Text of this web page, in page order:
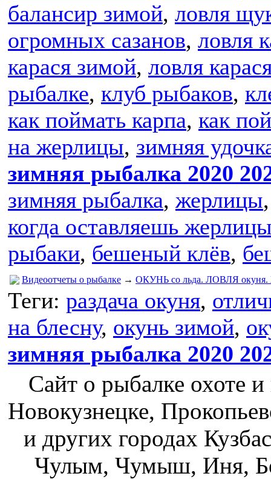
балансир зимой, ловля
огромных сазанов, ловля
карася зимой, ловля
рыбалке, клуб рыбаков,
как поймать карпа, как
на жерлицы, зимняя
зимняя рыбалка 2020
зимняя рыбалка, жерлицы
когда оставляешь
рыбаки, бешеный клёв,
Видеоотчеты о рыбалке → ОКУНЬ со льда. ЛОВЛЯ окуня.
Теги: раздача окуня,
на блесну, окунь зимой,
зимняя рыбалка 2020
Сайт о рыбалке охоте
Новокузнецке,
и других городах
Чулым, Чумыш, Иня,